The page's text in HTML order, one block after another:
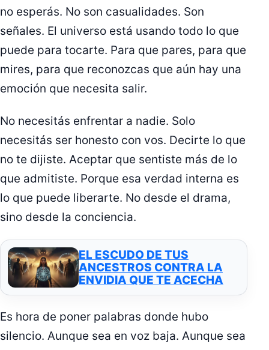
no esperás. No son casualidades. Son
señales. El universo está usando todo lo que
puede para tocarte. Para que pares, para que
mires, para que reconozcas que aún hay una
emoción que necesita salir.
No necesitás enfrentar a nadie. Solo
necesitás ser honesto con vos. Decirte lo que
no te dijiste. Aceptar que sentiste más de lo
que admitiste. Porque esa verdad interna es
lo que puede liberarte. No desde el drama,
sino desde la conciencia.
EL ESCUDO DE TUS
ANCESTROS CONTRA LA
ENVIDIA QUE TE ACECHA
Es hora de poner palabras donde hubo
silencio. Aunque sea en voz baja. Aunque sea